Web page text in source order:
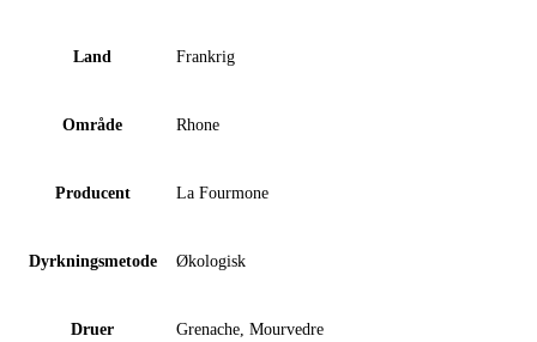
Land Frankrig
Område Rhone
Producent La Fourmone
Dyrkningsmetode Økologisk
Druer Grenache, Mourvedre